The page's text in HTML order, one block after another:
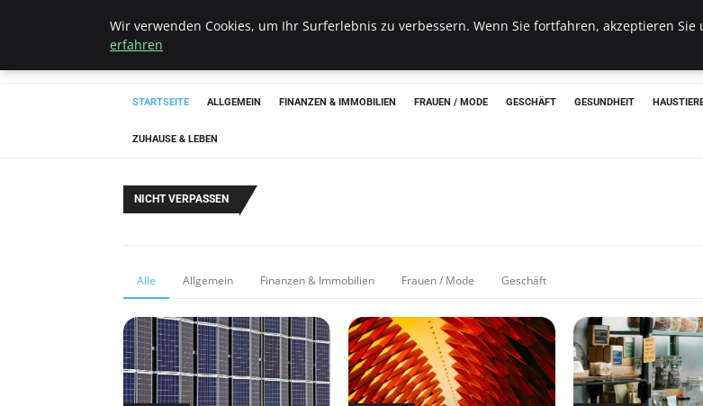
Bistro Grammophon
STARTSEITE ALLGEMEIN FINANZEN & IMMOBILIEN FRAUEN / MODE GESCHÄFT GESUNDHEIT
ZUHAUSE & LEBEN
NICHT VERPASSEN
Alle Allgemein Finanzen & Immobilien Frauen / Mode Geschäft
Wir verwenden Cookies, um Ihr Surferlebnis zu verbessern. Wenn Sie fortfahren, akzeptieren
erfahren